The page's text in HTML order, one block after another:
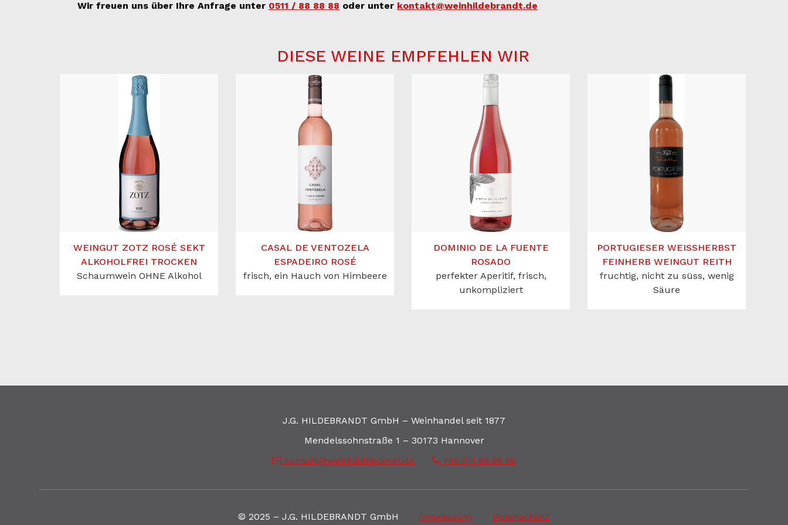
Wir freuen uns über Ihre Anfrage unter 0511 / 88 88 88 oder unter kontakt@weinhildebrandt.de
DIESE WEINE EMPFEHLEN WIR
WEINGUT ZOTZ ROSÉ SEKT
ALKOHOLFREI TROCKEN
Schaumwein OHNE Alkohol
CASAL DE VENTOZELA
ESPADEIRO ROSÉ
frisch, ein Hauch von Himbeere
DOMINIO DE LA FUENTE
ROSADO
perfekter Aperitif, frisch,
unkompliziert
PORTUGIESER WEISSHERBST
FEINHERB WEINGUT REITH
fruchtig, nicht zu süss, wenig
Säure
J.G. HILDEBRANDT GmbH – Weinhandel seit 1877
Mendelssohnstraße 1 – 30173 Hannover
kontakt@weinhildebrandt.de
+49 511 88 88 88
© 2025 – J.G. HILDEBRANDT GmbH Impressum Datenschutz